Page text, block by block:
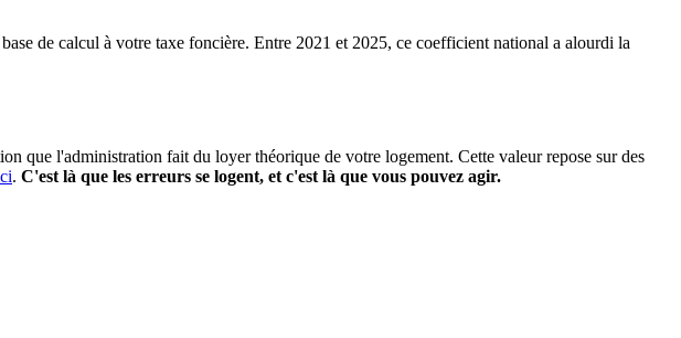
de calcul à votre taxe foncière. Entre 2021 et 2025, ce coefficient national a alourdi la
que l'administration fait du loyer théorique de votre logement. Cette valeur repose sur des
. C'est là que les erreurs se logent, et c'est là que vous pouvez agir.